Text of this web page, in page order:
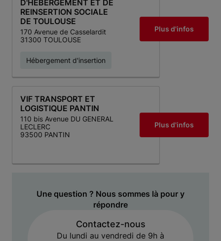
D'HEBERGEMENT ET DE
REINSERTION SOCIALE
DE TOULOUSE
170 Avenue de Casselardit
31300 TOULOUSE
Hébergement d'insertion
Plus d'infos
VIF TRANSPORT ET
LOGISTIQUE PANTIN
110 bis Avenue DU GENERAL
LECLERC
93500 PANTIN
Plus d'infos
Une question ? Nous sommes là pour y
répondre
Contactez-nous
Du lundi au vendredi de 9h à